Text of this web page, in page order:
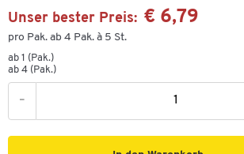
Unser bester Preis: € 6,79
pro Pak. ab 4 Pak. à 5 St.
ab 1 (Pak.)
ab 4 (Pak.)
-